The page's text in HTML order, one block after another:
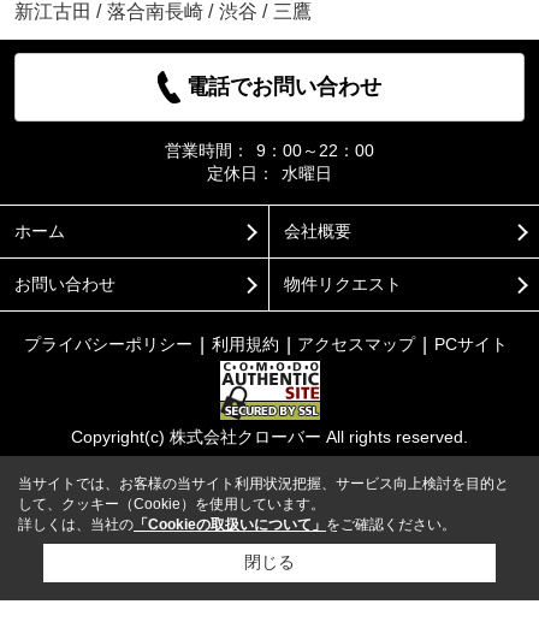
新江古田 / 落合南長崎 / 渋谷 / 三鷹
電話でお問い合わせ
営業時間：
9：00～22：00
定休日：
水曜日
ホーム 会社概要
お問い合わせ 物件リクエスト
プライバシーポリシー 利用規約 アクセスマップ PCサイト
Copyright(c) 株式会社クローバー All rights reserved.
当サイトでは、お客様の当サイト利用状況把握、サービス向上検討を目的と
して、クッキー（Cookie）を使用しています。
詳しくは、当社の 「Cookieの取扱いについて」 をご確認ください。
閉じる